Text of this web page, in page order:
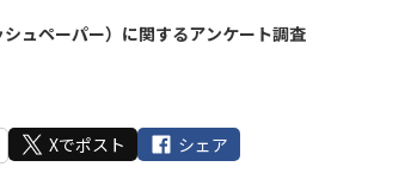
シュペーパー）に関するアンケート調査
Xでポスト シェア